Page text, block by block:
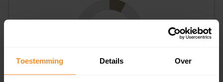
Toestemming Details Over